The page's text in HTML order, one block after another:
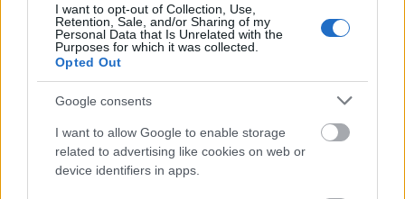
I want to opt-out of Collection, Use,
Retention, Sale, and/or Sharing of my
Personal Data that Is Unrelated with the
Purposes for which it was collected.
Opted Out
Google consents
I want to allow Google to enable storage
related to advertising like cookies on web or
device identifiers in apps.
Az eddig tárgyalt projektekkel ellentétben
nem lenne az egész városra hatással, csak lokális